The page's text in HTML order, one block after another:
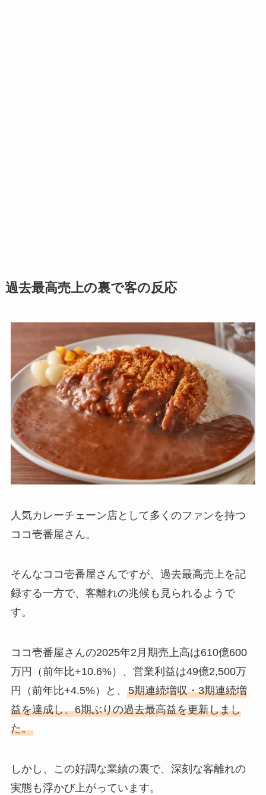
過去最高売上の裏で客の反応
人気カレーチェーン店として多くのファンを持つ
ココ壱番屋さん。
そんなココ壱番屋さんですが、過去最高売上を記
録する一方で、客離れの兆候も見られるようで
す。
ココ壱番屋さんの2025年2月期売上高は610億600
万円（前年比+10.6%）、営業利益は49億2,500万
円（前年比+4.5%）と、 5期連続増収・3期連続増
益を達成し、6期ぶりの過去最高益を更新しまし
た。
しかし、この好調な業績の裏で、深刻な客離れの
実態も浮かび上がっています。